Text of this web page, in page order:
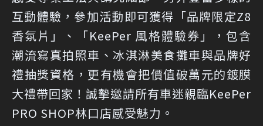
互動體驗，參加活動即可獲得「品牌限定Z8
香氛片」、「KeePer 風格體驗券」，包含
潮流寫真拍照車、冰淇淋美食攤車與品牌好
禮抽獎資格，更有機會把價值破萬元的鍍膜
大禮帶回家！誠摯邀請所有車迷親臨KeePer
PRO SHOP林口店感受魅力。